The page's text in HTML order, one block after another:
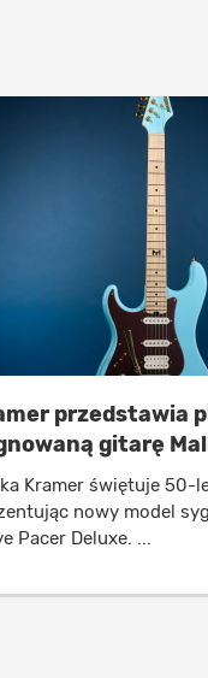
przedstawia
gitarę
Kramer świętuje 50-
nowy model
Pacer Deluxe. ...